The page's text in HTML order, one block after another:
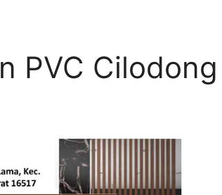
PVC Cilodong